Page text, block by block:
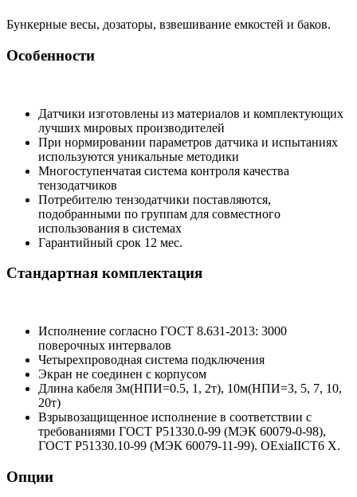
Бункерные весы, дозаторы, взвешивание емкостей и баков.
Особенности
Датчики изготовлены из материалов и комплектующих
лучших мировых производителей
При нормировании параметров датчика и испытаниях
используются уникальные методики
Многоступенчатая система контроля качества
тензодатчиков
Потребителю тензодатчики поставляются,
подобранными по группам для совместного
использования в системах
Гарантийный срок 12 мес.
Стандартная комплектация
Исполнение согласно ГОСТ 8.631-2013: 3000
поверочных интервалов
Четырехпроводная система подключения
Экран не соединен с корпусом
Длина кабеля 3м(НПИ=0.5, 1, 2т), 10м(НПИ=3, 5, 7, 10,
20т)
Взрывозащищенное исполнение в соответствии с
требованиями ГОСТ Р51330.0-99 (МЭК 60079-0-98),
ГОСТ Р51330.10-99 (МЭК 60079-11-99). OExiaIICT6 X.
Опции